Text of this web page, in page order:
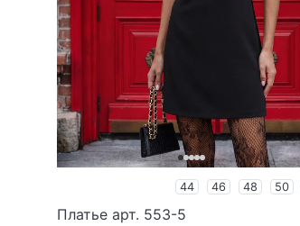
44 46 48 50
Платье арт. 553-5